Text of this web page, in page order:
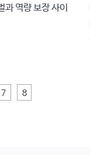
과 역량 보장 사이
7 8